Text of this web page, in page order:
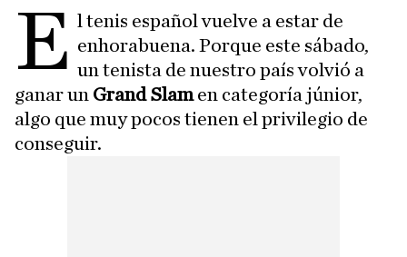
E l tenis español vuelve a estar de
enhorabuena. Porque este sábado,
un tenista de nuestro país volvió a
ganar un Grand Slamen categoría júnior,
algo que muy pocos tienen el privilegio de
conseguir.